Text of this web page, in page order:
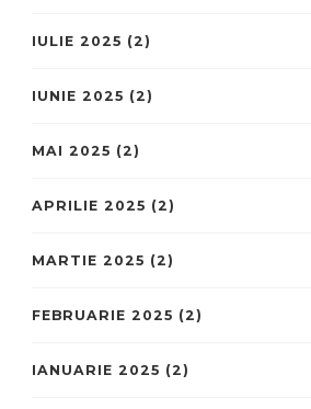
IULIE 2025 (2)
IUNIE 2025 (2)
MAI 2025 (2)
APRILIE 2025 (2)
MARTIE 2025 (2)
FEBRUARIE 2025 (2)
IANUARIE 2025 (2)